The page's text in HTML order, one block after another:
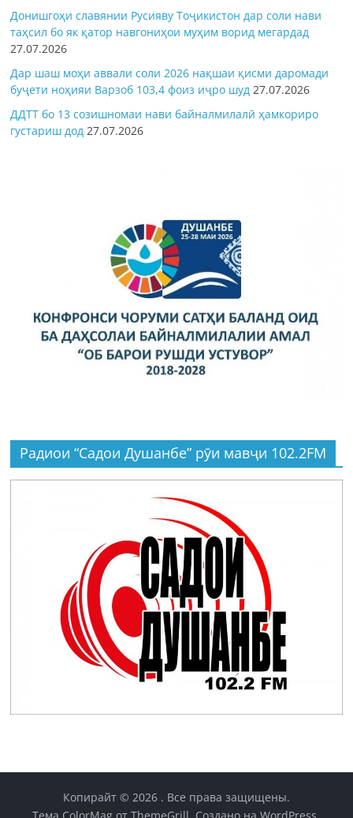
Донишгоҳи славянии Русияву Тоҷикистон дар соли нави
таҳсил бо як қатор навгониҳои муҳим ворид мегардад
27.07.2026
Дар шаш моҳи аввали соли 2026 нақшаи қисми даромади
буҷети ноҳияи Варзоб 103,4 фоиз иҷро шуд 27.07.2026
ДДТТ бо 13 созишномаи нави байналмилалӣ ҳамкориро
густариш дод 27.07.2026
Радиои “Садои Душанбе” рӯи мавҷи 102.2FM
Копирайт © 2026 . Все права защищены.